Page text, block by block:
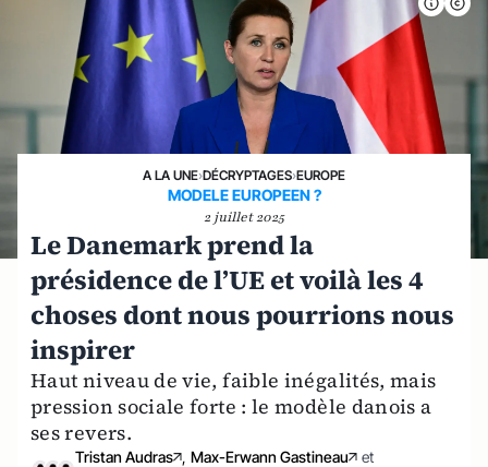
A LA UNE›DÉCRYPTAGES›EUROPE
MODELE EUROPEEN ?
2 juillet 2025
Le Danemark prend la
présidence de l’UE et voilà les 4
choses dont nous pourrions nous
inspirer
Haut niveau de vie, faible inégalités, mais
pression sociale forte : le modèle danois a
ses revers.
Tristan Audras , Max-Erwann Gastineau
et